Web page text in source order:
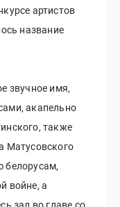
артистов
название
звучное имя,
акапельно
также
Матусовского
белорусам,
войне, а